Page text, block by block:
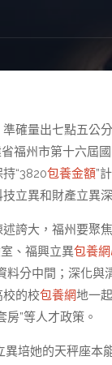
確量出七點五公
福州市第十六屆
“3820包養金額”
立異和財產立異
述誇大，福州要
、福興立異包養
料分中間；深化與
校的校包養網地一
”等人才政策。
培她的天秤座本